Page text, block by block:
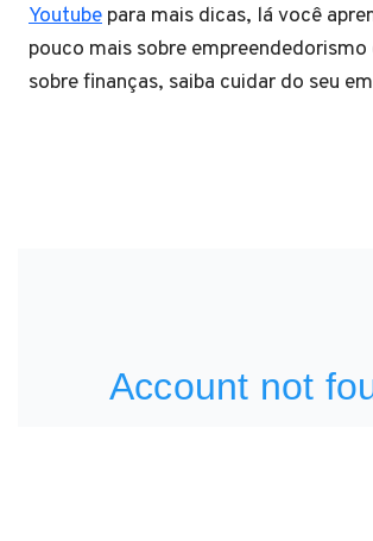
Youtube para mais dicas, lá você
pouco mais sobre
sobre finanças, saiba cuidar do seu